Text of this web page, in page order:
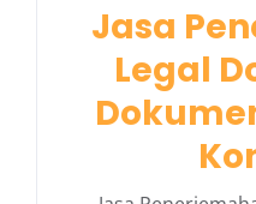
Jasa
Legal